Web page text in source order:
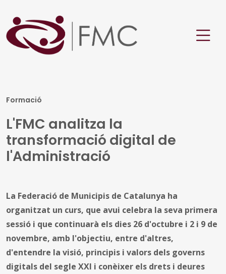
Formació
L'FMC analitza la
transformació digital de
l'Administració
La Federació de Municipis de Catalunya ha
organitzat un curs, que avui celebra la seva primera
sessió i que continuarà els dies 26 d'octubre i 2 i 9 de
novembre, amb l'objectiu, entre d'altres,
d'entendre la visió, principis i valors dels governs
digitals del segle XXI i conèixer els drets i deures